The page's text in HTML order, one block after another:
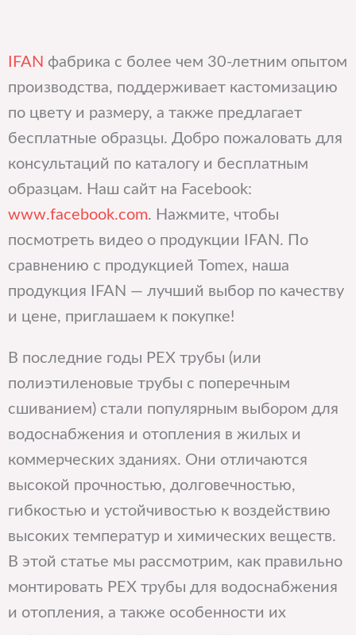
IFAN фабрика с более чем 30-летним опытом
производства, поддерживает кастомизацию
по цвету и размеру, а также предлагает
бесплатные образцы. Добро пожаловать для
консультаций по каталогу и бесплатным
образцам. Наш сайт на Facebook:
www.facebook.com. Нажмите, чтобы
посмотреть видео о продукции IFAN. По
сравнению с продукцией Tomex, наша
продукция IFAN — лучший выбор по качеству
и цене, приглашаем к покупке!
В последние годы PEX трубы (или
полиэтиленовые трубы с поперечным
сшиванием) стали популярным выбором для
водоснабжения и отопления в жилых и
коммерческих зданиях. Они отличаются
высокой прочностью, долговечностью,
гибкостью и устойчивостью к воздействию
высоких температур и химических веществ.
В этой статье мы рассмотрим, как правильно
монтировать PEX трубы для водоснабжения
и отопления, а также особенности их